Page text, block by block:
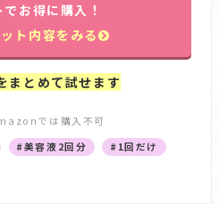
お得に購入！
ト内容をみる
まとめて試せます
では購入不可
#美容液2回分
#1回だけ